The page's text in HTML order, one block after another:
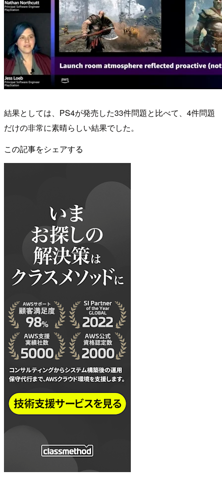
結果としては、PS4が発売した33件問題と比べて、4件問題
だけの非常に素晴らしい結果でした。
この記事をシェアする